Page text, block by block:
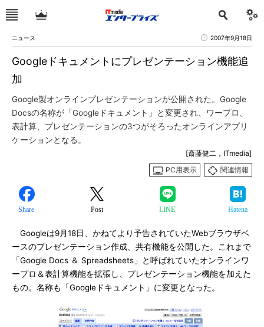
ニュース 2007年9月18日
Googleドキュメントにプレゼンテーション機能追
加
Google製オンラインプレゼンテーションが公開された。Google
Docsの名称が「Googleドキュメント」と変更され、ワープロ、
表計算、プレゼンテーションの3つがそろったオンラインアプリ
ケーションとなる。
[斎藤健二，ITmedia]
PC用表示
関連情報
Share Post LINE Hatena
Googleは9月18日、かねてより予告されていたWebブラウザベ
ースのプレゼンテーション作成、共有機能を公開した。これまで
「Google Docs ＆ Spreadsheets」と呼ばれていたオンラインワ
ープロ＆表計算機能を拡張し、プレゼンテーション機能を加えた
もの。名称も「Googleドキュメント」に変更となった。